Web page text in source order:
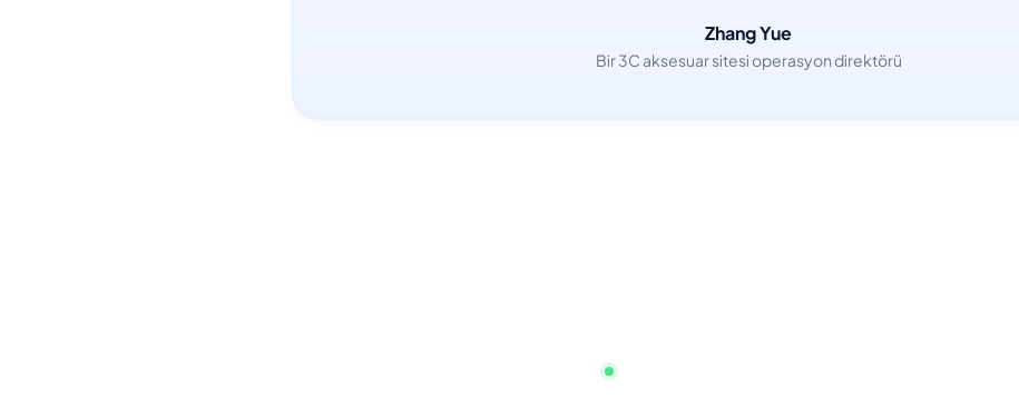
Zhang Yue
Bir 3C aksesuar sitesi operasyon direktörü
Hemen başlayın, kredi kartı gerekmez